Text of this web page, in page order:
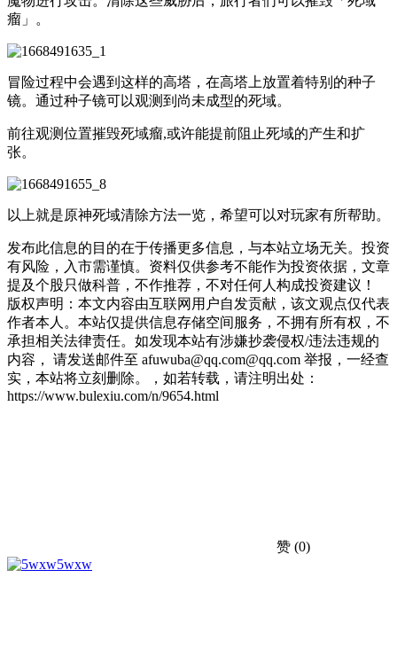
瘤」。
冒险过程中会遇到这样的高塔，在高塔上放置着特别的种子
镜。通过种子镜可以观测到尚未成型的死域。
前往观测位置摧毁死域瘤,或许能提前阻止死域的产生和扩
张。
以上就是原神死域清除方法一览，希望可以对玩家有所帮助。
发布此信息的目的在于传播更多信息，与本站立场无关。投资
有风险，入市需谨慎。资料仅供参考不能作为投资依据，文章
提及个股只做科普，不作推荐，不对任何人构成投资建议！
版权声明：本文内容由互联网用户自发贡献，该文观点仅代表
作者本人。本站仅提供信息存储空间服务，不拥有所有权，不
承担相关法律责任。如发现本站有涉嫌抄袭侵权/违法违规的
内容， 请发送邮件至 afuwuba@qq.com@qq.com 举报，一经查
实，本站将立刻删除。，如若转载，请注明出处：
https://www.bulexiu.com/n/9654.html
赞 (0)
5wxw